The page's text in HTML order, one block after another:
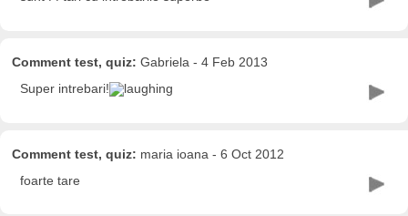
Comment test, quiz: Gabriela - 4 Feb 2013
Super intrebari!
Comment test, quiz: maria ioana - 6 Oct 2012
foarte tare